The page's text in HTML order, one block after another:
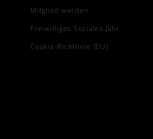
Mitglied werden
Freiwilliges Soziales Jahr
Cookie-Richtlinie (EU)